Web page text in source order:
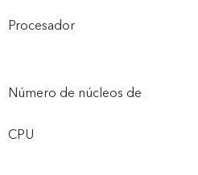
Procesador
Número de núcleos de
CPU